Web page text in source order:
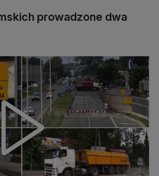
prowadzone dwa